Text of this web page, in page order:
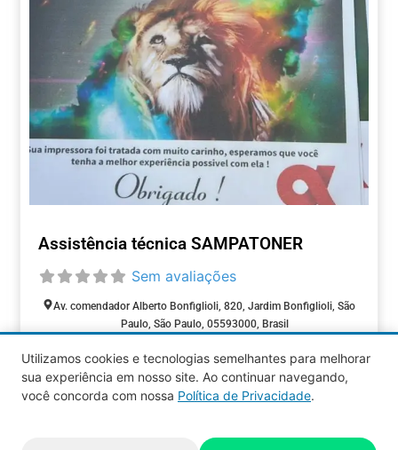
Assistência técnica SAMPATONER
Sem avaliações
Av. comendador Alberto Bonfiglioli, 820, Jardim Bonfiglioli, São
Paulo, São Paulo, 05593000, Brasil
ASSISTÊNCIA
TÉCNICA
Aberto agora:
Utilizamos cookies e tecnologias semelhantes para melhorar
sua experiência em nosso site. Ao continuar navegando,
você concorda com nossa Política de Privacidade.